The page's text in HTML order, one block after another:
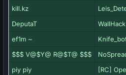
kill.kz
DeputaT
WallHack
ef1m ~
$$$ V@$Y@ R@$T@ $$$
piy piy
[RC]